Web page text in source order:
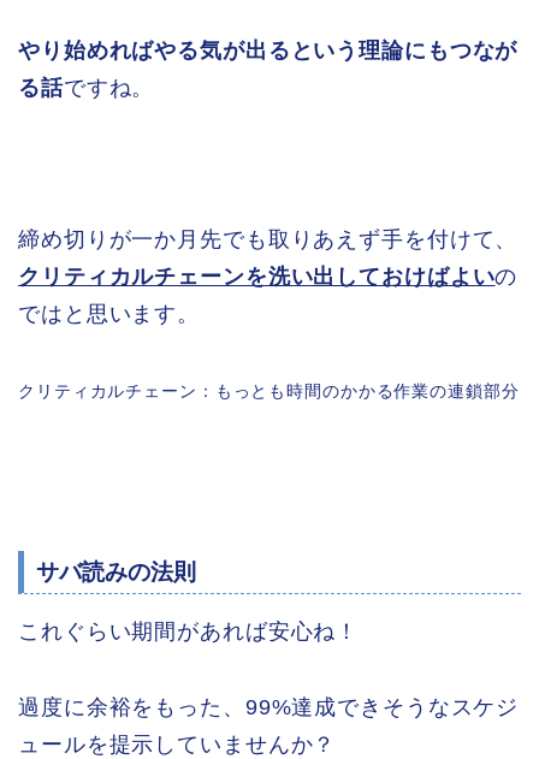
やり始めればやる気が出るという理論にもつなが
る話ですね。
締め切りが一か月先でも取りあえず手を付けて、
クリティカルチェーンを洗い出しておけばよいの
ではと思います。
クリティカルチェーン：もっとも時間のかかる作業の連鎖部分
サバ読みの法則
これぐらい期間があれば安心ね！
過度に余裕をもった、99%達成できそうなスケジ
ュールを提示していませんか？